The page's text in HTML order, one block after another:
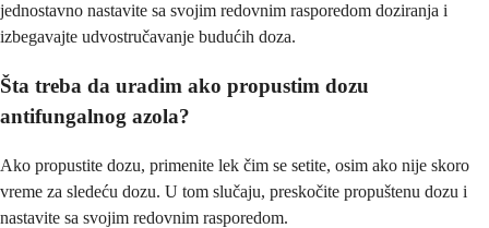
jednostavno nastavite sa svojim redovnim rasporedom doziranja i
izbegavajte udvostručavanje budućih doza.
Šta treba da uradim ako propustim dozu
antifungalnog azola?
Ako propustite dozu, primenite lek čim se setite, osim ako nije skoro
vreme za sledeću dozu. U tom slučaju, preskočite propuštenu dozu i
nastavite sa svojim redovnim rasporedom.